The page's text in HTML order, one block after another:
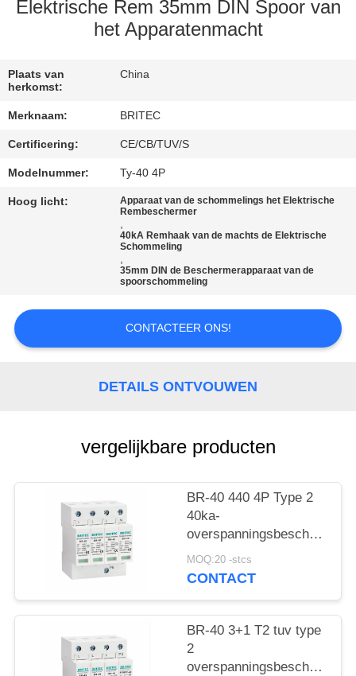
NIEUWS
GEVALLEN
VR
PRIVACYBELEID
Elektrische Rem 35mm DIN Spoor van
het Apparatenmacht
Plaats van
herkomst:
China
Merknaam: BRITEC
Certificering: CE/CB/TUV/S
Modelnummer: Ty-40 4P
Hoog licht:
Apparaat van de schommelings het Elektrische
Rembeschermer
,
40kA Remhaak van de machts de Elektrische
Schommeling
,
35mm DIN de Beschermerapparaat van de
spoorschommeling
CONTACTEER ONS!
DETAILS ONTVOUWEN
vergelijkbare producten
BR-40 440 4P Type 2
40ka-
SPD T2 Power
Protection arrester
overspanningen 440V
Overspanningsbeschermer
spd Type 2
MOQ:20 -stcs
CONTACT
BR-40 3+1 T2 tuv type
2